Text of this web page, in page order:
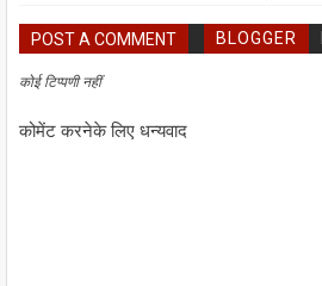
POST A COMMENT BLOGGER
कोई टिप्पणी नहीं
कोमेंट करनेके लिए धन्यवाद